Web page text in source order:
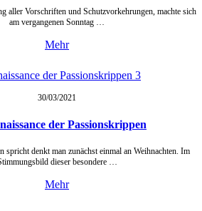
aller Vorschriften und Schutzvorkehrungen, machte sich
am vergangenen Sonntag …
Mehr
30/03/2021
der Passionskrippen
spricht denkt man zunächst einmal an Weihnachten. Im
dieser besondere …
Mehr